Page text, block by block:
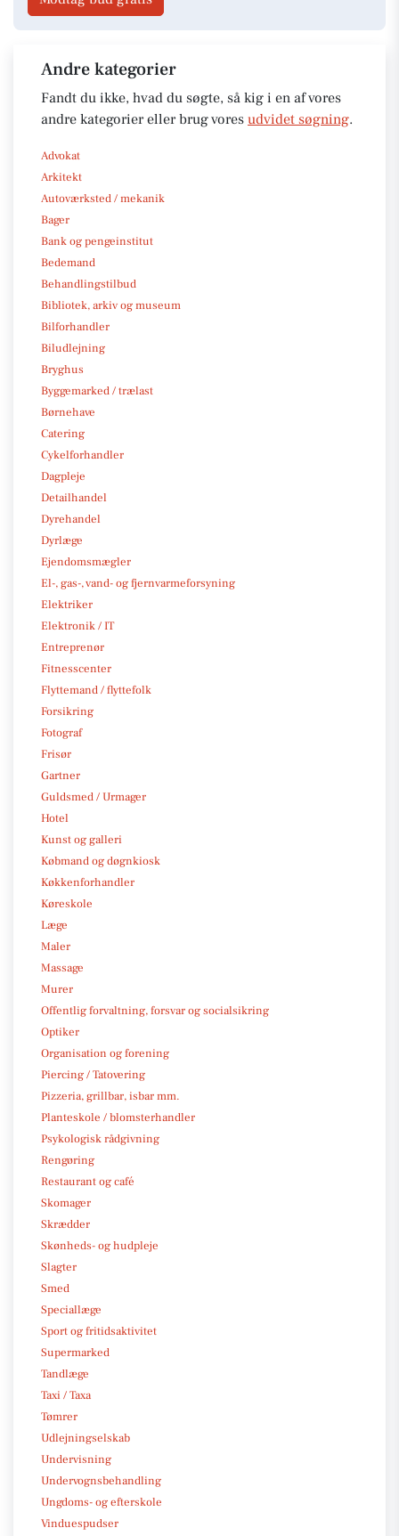
Andre kategorier
Fandt du ikke, hvad du søgte, så kig i en af vores
andre kategorier eller brug vores udvidet søgning.
Advokat
Arkitekt
Autoværksted / mekanik
Bager
Bank og pengeinstitut
Bedemand
Behandlingstilbud
Bibliotek, arkiv og museum
Bilforhandler
Biludlejning
Bryghus
Byggemarked / trælast
Børnehave
Catering
Cykelforhandler
Dagpleje
Detailhandel
Dyrehandel
Dyrlæge
Ejendomsmægler
El-, gas-, vand- og fjernvarmeforsyning
Elektriker
Elektronik / IT
Entreprenør
Fitnesscenter
Flyttemand / flyttefolk
Forsikring
Fotograf
Frisør
Gartner
Guldsmed / Urmager
Hotel
Kunst og galleri
Købmand og døgnkiosk
Køkkenforhandler
Køreskole
Læge
Maler
Massage
Murer
Offentlig forvaltning, forsvar og socialsikring
Optiker
Organisation og forening
Piercing / Tatovering
Pizzeria, grillbar, isbar mm.
Planteskole / blomsterhandler
Psykologisk rådgivning
Rengøring
Restaurant og café
Skomager
Skrædder
Skønheds- og hudpleje
Slagter
Smed
Speciallæge
Sport og fritidsaktivitet
Supermarked
Tandlæge
Taxi / Taxa
Tømrer
Udlejningselskab
Undervisning
Undervognsbehandling
Ungdoms- og efterskole
Vinduespudser